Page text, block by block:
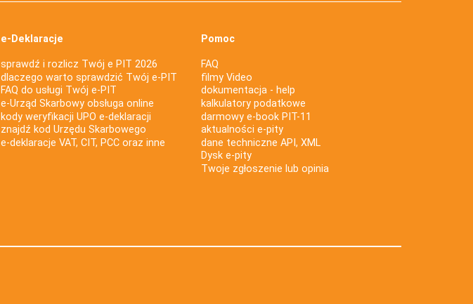
e-Deklaracje
sprawdź i rozlicz Twój e PIT 2026
dlaczego warto sprawdzić Twój e-PIT
FAQ do usługi Twój e-PIT
e-Urząd Skarbowy obsługa online
kody weryfikacji UPO e-deklaracji
znajdź kod Urzędu Skarbowego
e-deklaracje VAT, CIT, PCC oraz inne
Pomoc
FAQ
filmy Video
dokumentacja - help
kalkulatory podatkowe
darmowy e-book PIT-11
aktualności e-pity
dane techniczne API, XML
Dysk e-pity
Twoje zgłoszenie lub opinia